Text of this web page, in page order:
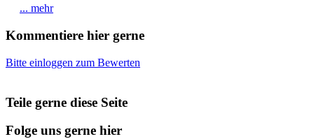
... mehr
Kommentiere hier gerne
Bitte einloggen zum Bewerten
Teile gerne diese Seite
Folge uns gerne hier